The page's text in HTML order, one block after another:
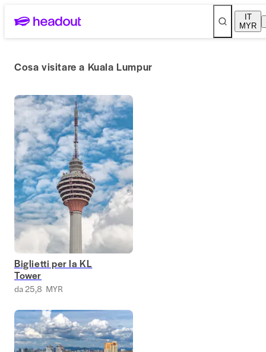
IT
MYR
Cosa visitare a Kuala Lumpur
Biglietti per la KL
Tower
da 25,8 MYR